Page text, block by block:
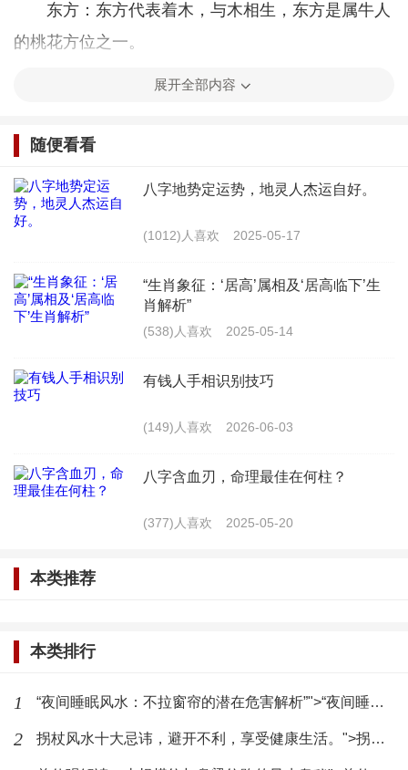
东方：东方代表着木，与木相生，东方是属牛人
的桃花方位之一。
南方：南方代表着火，与火相生，南方也是属牛
人的桃花方位之一。
人的桃花方位之一。
睡东边还是西边
在属牛的人中，睡在东边还是西边更合适呢？这
需要结合具体的实际情况来分析。
位，那么在东边睡觉可以增加桃花运势，有助于提升
感情运势。东方也代表着生机和活力，有助于属牛的
提升感情运势。西方也代表着收获和稳定，有助于属
牛的人保持稳定的财运。
风水布局的其他注意事项
展开全部内容
随便看看
八字地势定运势，地灵人杰运自好。
(1012)人喜欢 2025-05-17
“生肖象征：‘居高’属相及‘居高临下’生
肖解析”
(538)人喜欢 2025-05-14
有钱人手相识别技巧
(149)人喜欢 2026-06-03
八字含血刃，命理最佳在何柱？
(377)人喜欢 2025-05-20
本类推荐
本类排行
1 “夜间睡眠风水：不拉窗帘的潜在危害解析”">“夜间睡眠风水：不拉窗帘的潜在危害解析”
2 拐杖风水十大忌讳，避开不利，享受健康生活。">拐杖风水十大忌讳，避开不利，享受健康生活。